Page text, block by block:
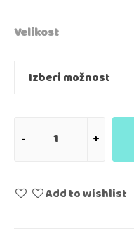
Velikost
Add to wishlist